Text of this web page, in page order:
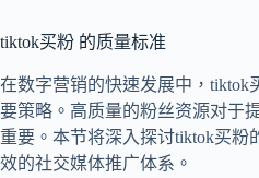
tiktok买粉 的质量标准
在数字营销的快速发展中，tiktok
要策略。高质量的粉丝资源对于
重要。本节将深入探讨tiktok买粉
效的社交媒体推广体系。